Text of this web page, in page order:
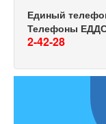
Единый
Телефоны
2-42-28